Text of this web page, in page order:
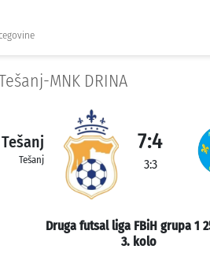
MNK DRINA
Tešanj
Tešanj
7:4
3:3
Druga futsal liga FBiH grupa 1
3. kolo